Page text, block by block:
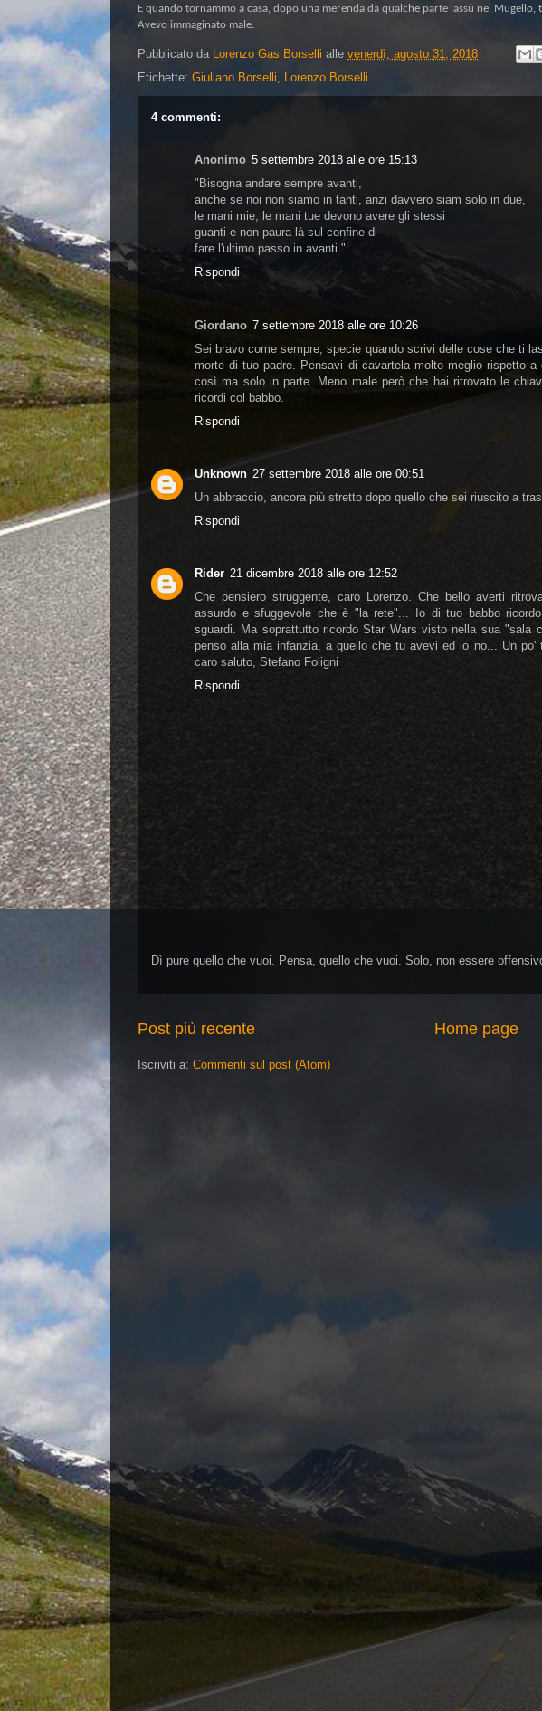
E quando tornammo a casa, dopo una merenda da qualche parte lassù nel
Avevo immaginato male.
Pubblicato da Lorenzo Gas Borselli alle venerdì, agosto 31, 2018
Etichette: Giuliano Borselli, Lorenzo Borselli
4 commenti:
Anonimo 5 settembre 2018 alle ore 15:13
"Bisogna andare sempre avanti,
anche se noi non siamo in tanti, anzi davvero siam solo in due,
le mani mie, le mani tue devono avere gli stessi
guanti e non paura là sul confine di
fare l'ultimo passo in avanti."
Rispondi
Giordano 7 settembre 2018 alle ore 10:26
Sei bravo come sempre, specie quando scrivi delle cose che ti
morte di tuo padre. Pensavi di cavartela molto meglio rispetto
così ma solo in parte. Meno male però che hai ritrovato le
ricordi col babbo.
Rispondi
Unknown 27 settembre 2018 alle ore 00:51
Un abbraccio, ancora più stretto dopo quello che sei riuscito a
Rispondi
Rider 21 dicembre 2018 alle ore 12:52
Che pensiero struggente, caro Lorenzo. Che bello averti
assurdo e sfuggevole che è "la rete"... Io di tuo babbo
sguardi. Ma soprattutto ricordo Star Wars visto nella sua
penso alla mia infanzia, a quello che tu avevi ed io no... Un
caro saluto, Stefano Foligni
Rispondi
Dì pure quello che vuoi. Pensa, quello che vuoi. Solo, non essere
Post più recente Home page
Iscriviti a: Commenti sul post (Atom)